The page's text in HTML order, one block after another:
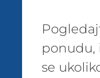
ponudu,
se